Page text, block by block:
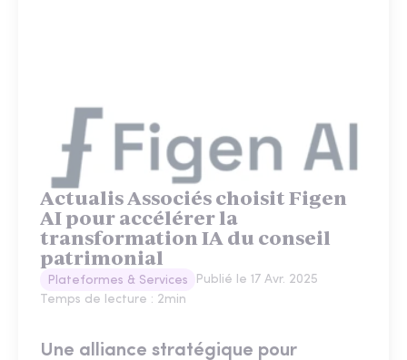
Actualis Associés choisit Figen
AI pour accélérer la
transformation IA du conseil
patrimonial
Plateformes & Services Publié le 17 Avr. 2025
Temps de lecture : 2min
Une alliance stratégique pour